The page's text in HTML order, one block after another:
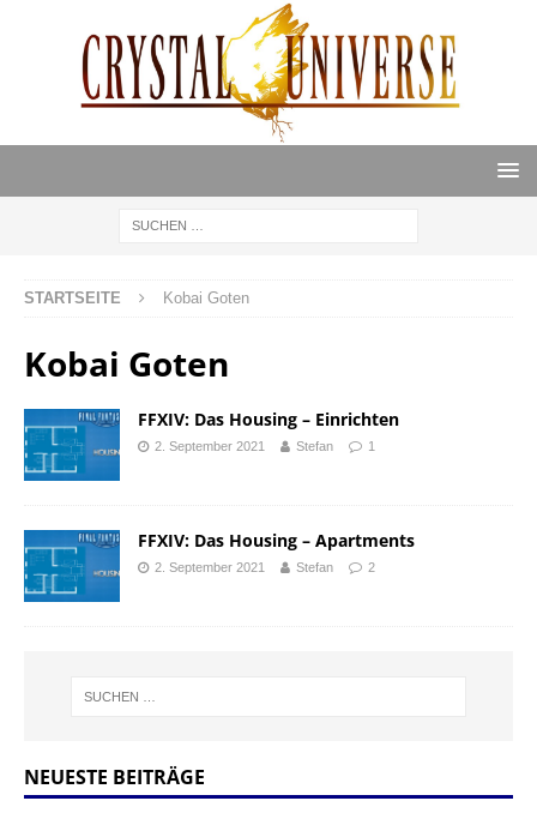
STARTSEITE Kobai Goten
Kobai Goten
FFXIV: Das Housing – Einrichten
2. September 2021 Stefan 1
FFXIV: Das Housing – Apartments
2. September 2021 Stefan 2
NEUESTE BEITRÄGE